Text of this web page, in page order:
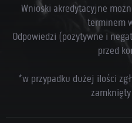
Wnioski akredytacyjne
terminem
Odpowiedzi (pozytywne i
przed
*w przypadku dużej ilości